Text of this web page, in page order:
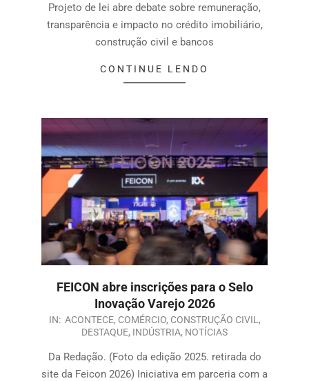
Projeto de lei abre debate sobre remuneração,
transparência e impacto no crédito imobiliário,
construção civil e bancos
CONTINUE LENDO
FEICON abre inscrições para o Selo
Inovação Varejo 2026
IN: ACONTECE, COMÉRCIO, CONSTRUÇÃO CIVIL ,
DESTAQUE, INDÚSTRIA, NOTÍCIAS
Da Redação. (Foto da edição 2025. retirada do
site da Feicon 2026) Iniciativa em parceria com a